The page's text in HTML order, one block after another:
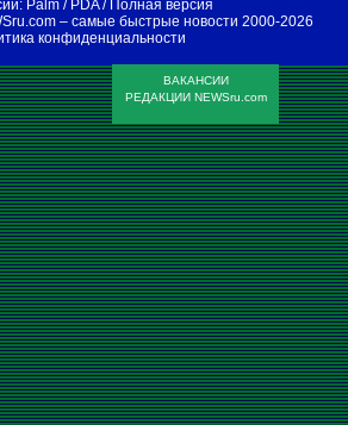
Palm / PDA/
Полная версия
– самые быстрые новости 2000-2026
конфиденциальности
ВАКАНСИИ
РЕДАКЦИИ NEWSru.com